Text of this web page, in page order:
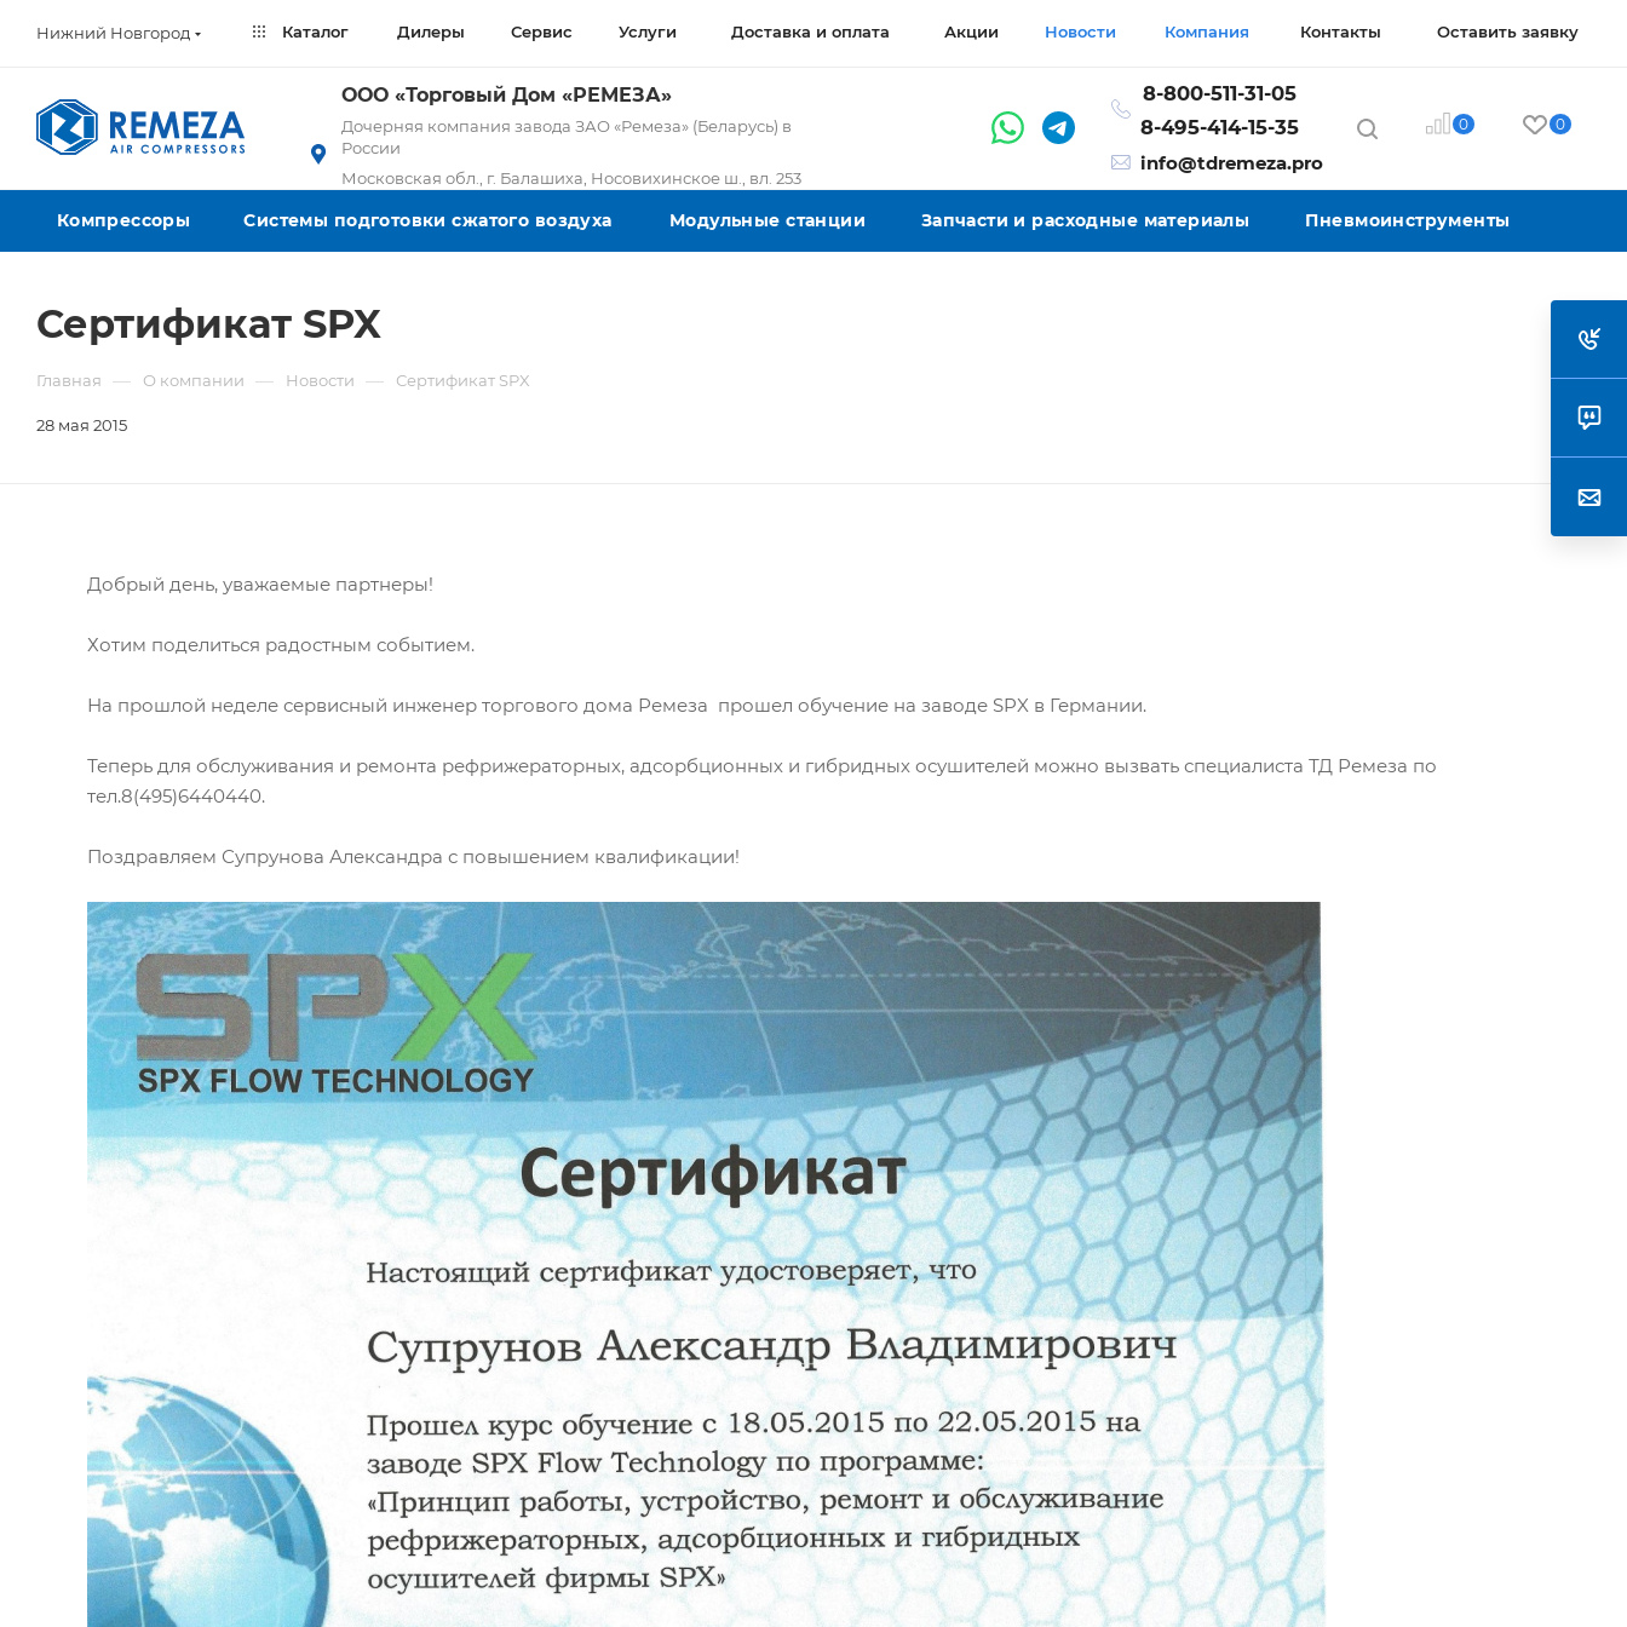
Нижний Новгород Каталог Дилеры Сервис Услуги Доставка и оплата Акции Новости Компания Контакты Оставить заявку
ООО «Торговый Дом «РЕМЕЗА»
Дочерняя компания завода ЗАО «Ремеза» (Беларусь) в
России
Московская обл., г. Балашиха, Носовихинское ш., вл. 253
8-800-511-31-05
8-495-414-15-35
info@tdremeza.pro
0 0
Компрессоры Системы подготовки сжатого воздуха Модульные станции Запчасти и расходные материалы Пневмоинструменты
Сертификат SPX
Главная — О компании — Новости — Сертификат SPX
28 мая 2015
Добрый день, уважаемые партнеры!
Хотим поделиться радостным событием.
На прошлой неделе сервисный инженер торгового дома Ремеза прошел обучение на заводе SPX в Германии.
Теперь для обслуживания и ремонта рефрижераторных, адсорбционных и гибридных осушителей можно вызвать специалиста ТД Ремеза по
тел.8(495)6440440.
Поздравляем Супрунова Александра с повышением квалификации!